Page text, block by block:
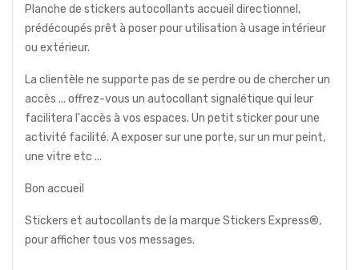
Planche de stickers autocollants accueil directionnel,
prédécoupés prêt à poser pour utilisation à usage intérieur
ou extérieur.
La clientèle ne supporte pas de se perdre ou de chercher un
accès ... offrez-vous un autocollant signalétique qui leur
facilitera l'accès à vos espaces. Un petit sticker pour une
activité facilité. A exposer sur une porte, sur un mur peint,
une vitre etc ...
Bon accueil
Stickers et autocollants de la marque Stickers Express®,
pour afficher tous vos messages.